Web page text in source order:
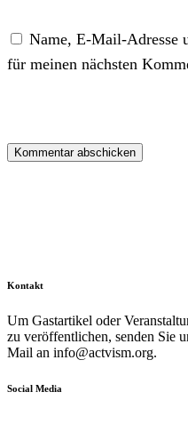
Name, E-Mail-Adresse
für meinen nächsten
Kontakt
Um Gastartikel oder
zu veröffentlichen, senden Sie
Mail an info@actvism.org.
Social Media